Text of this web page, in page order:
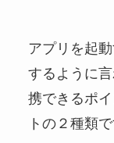
アプリを起
するように
携できるポ
トの２種類で